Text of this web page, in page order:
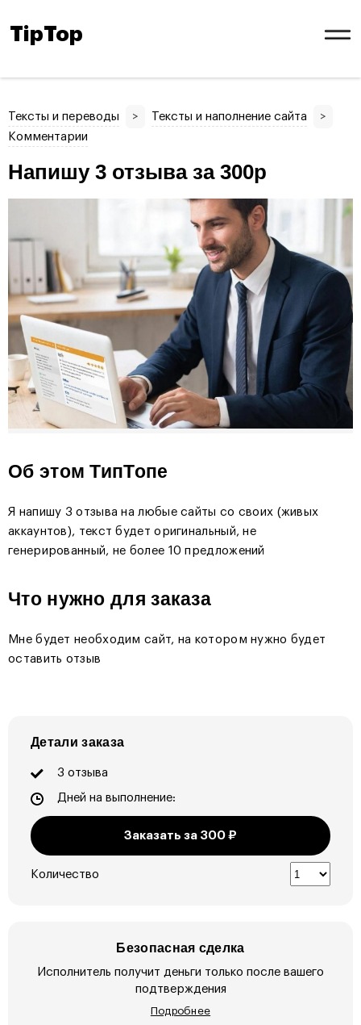
TipTop
Тексты и переводы > Тексты и наполнение сайта
>
Комментарии
Напишу 3 отзыва за 300р
Об этом ТипТопе
Я напишу 3 отзыва на любые сайты со своих (живых
аккаунтов), текст будет оригинальный, не
генерированный, не более 10 предложений
Что нужно для заказа
Мне будет необходим сайт, на котором нужно будет
оставить отзыв
Детали заказа
3 отзыва
Дней на выполнение:
Заказать за 300 ₽
Количество
Безопасная сделка
Исполнитель получит деньги только после вашего
подтверждения
Подробнее